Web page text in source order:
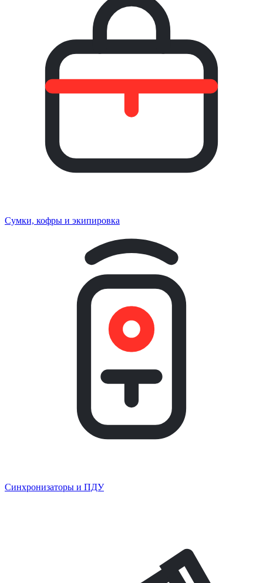
Сумки, кофры и экипировка
Синхронизаторы и ПДУ